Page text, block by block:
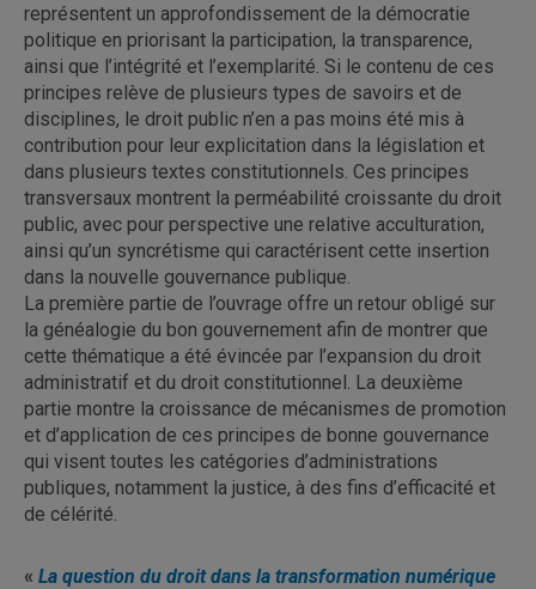
représentent un approfondissement de la démocratie
politique en priorisant la participation, la transparence,
ainsi que l’intégrité et l’exemplarité. Si le contenu de ces
principes relève de plusieurs types de savoirs et de
disciplines, le droit public n’en a pas moins été mis à
contribution pour leur explicitation dans la législation et
dans plusieurs textes constitutionnels. Ces principes
transversaux montrent la perméabilité croissante du droit
public, avec pour perspective une relative acculturation,
ainsi qu’un syncrétisme qui caractérisent cette insertion
dans la nouvelle gouvernance publique.
La première partie de l’ouvrage offre un retour obligé sur
la généalogie du bon gouvernement afin de montrer que
cette thématique a été évincée par l’expansion du droit
administratif et du droit constitutionnel. La deuxième
partie montre la croissance de mécanismes de promotion
et d’application de ces principes de bonne gouvernance
qui visent toutes les catégories d’administrations
publiques, notamment la justice, à des fins d’efficacité et
de célérité.
« La question du droit dans la transformation numérique